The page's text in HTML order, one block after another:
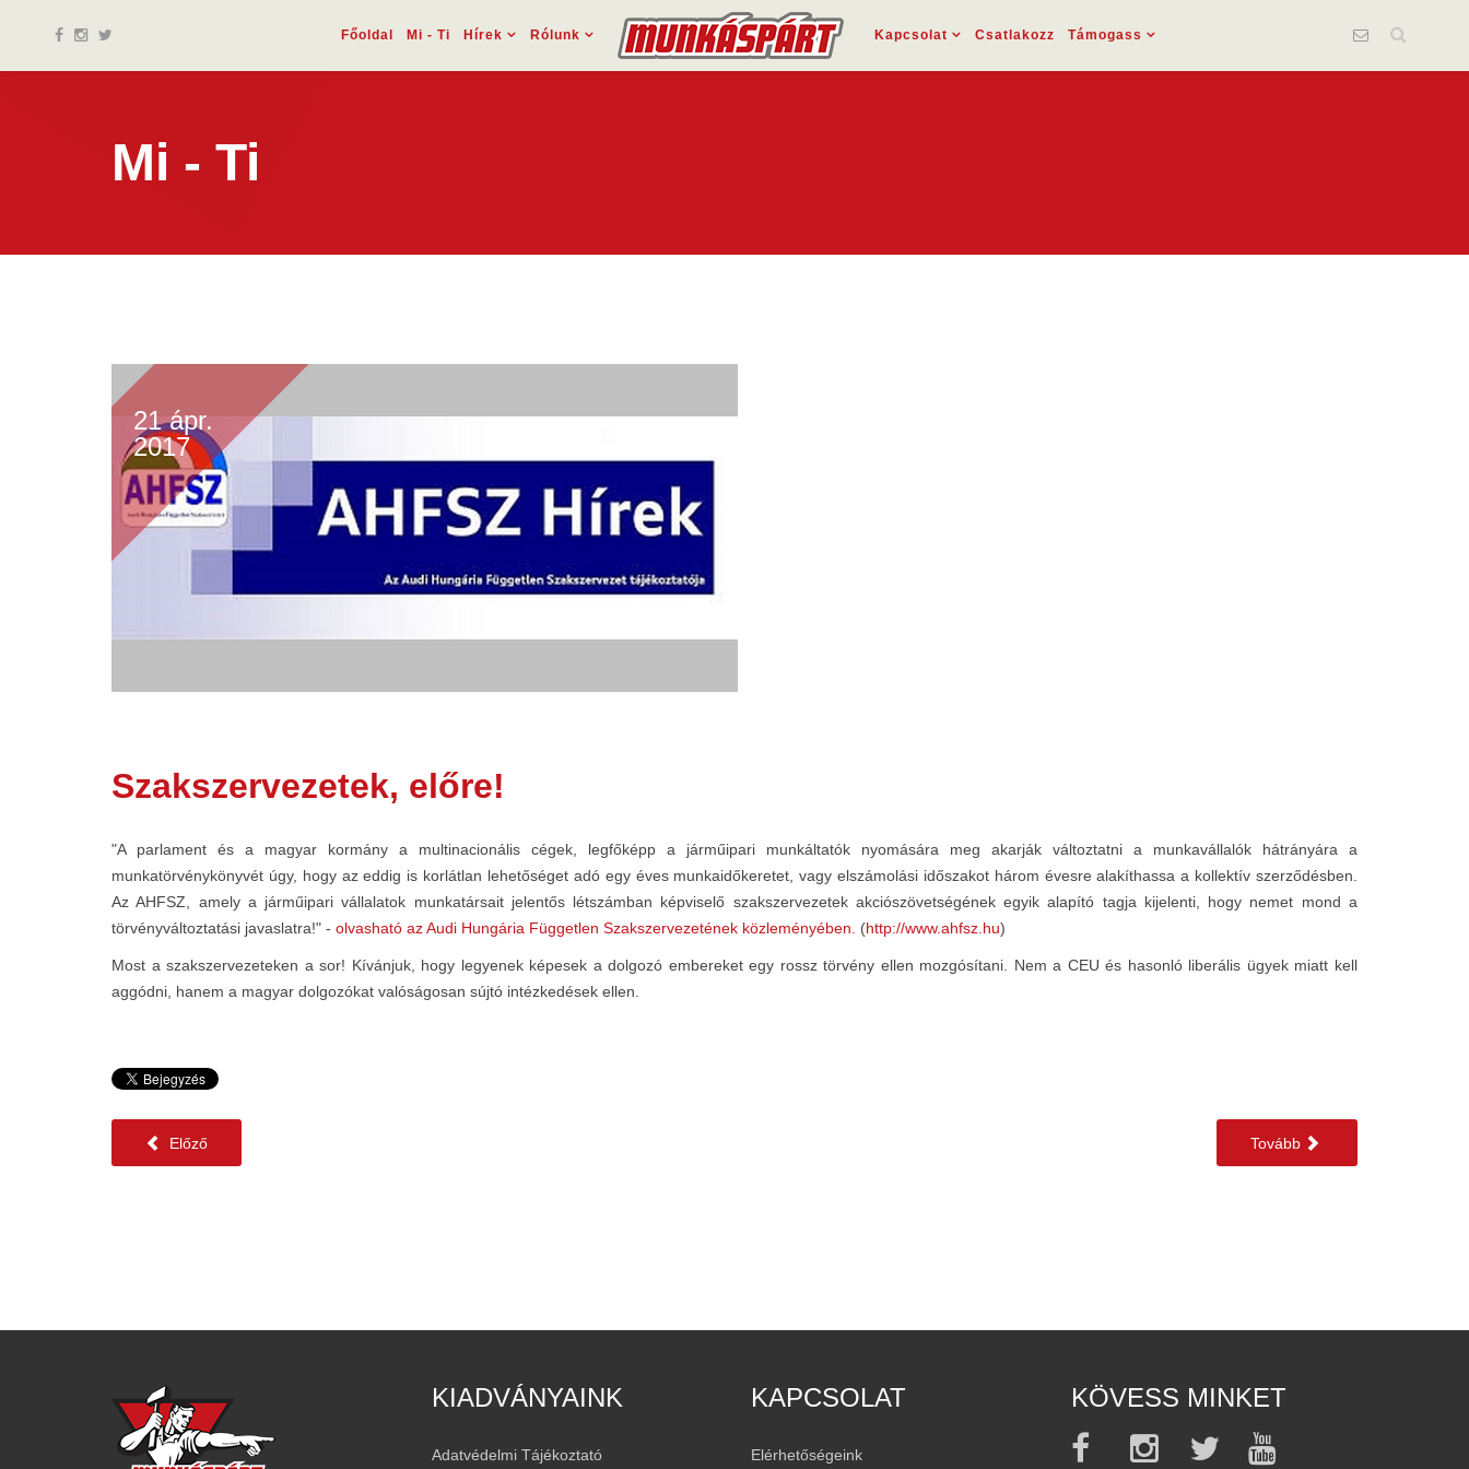
Főoldal Mi - Ti Hírek Rólunk Kapcsolat Csatlakozz Támogass
Mi - Ti
21 ápr.
2017
Szakszervezetek, előre!
"A parlament és a magyar kormány a multinacionális cégek, legfőképp a járműipari munkáltatók nyomására meg akarják változtatni a munkavállalók hátrányára a
munkatörvénykönyvét úgy, hogy az eddig is korlátlan lehetőséget adó egy éves munkaidőkeretet, vagy elszámolási időszakot három évesre alakíthassa a kollektív szerződésben.
Az AHFSZ, amely a járműipari vállalatok munkatársait jelentős létszámban képviselő szakszervezetek akciószövetségének egyik alapító tagja kijelenti, hogy nemet mond a
törvényváltoztatási javaslatra!" - olvasható az Audi Hungária Független Szakszervezetének közleményében. (http://www.ahfsz.hu)
Most a szakszervezeteken a sor! Kívánjuk, hogy legyenek képesek a dolgozó embereket egy rossz törvény ellen mozgósítani. Nem a CEU és hasonló liberális ügyek miatt kell
aggódni, hanem a magyar dolgozókat valóságosan sújtó intézkedések ellen.
Előző Tovább
KIADVÁNYAINK
Adatvédelmi Tájékoztató
KAPCSOLAT
Elérhetőségeink
KÖVESS MINKET